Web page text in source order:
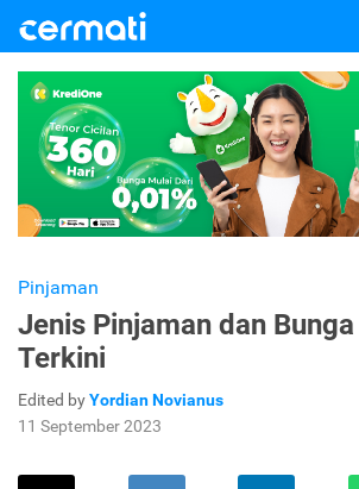
Pinjaman
Jenis Pinjaman dan
Terkini
Edited byYordian Novianus
11 September 2023